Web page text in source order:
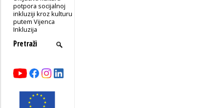
potpora socijalnoj
inkluziji kroz kulturu
putem Vijenca
Inkluzija